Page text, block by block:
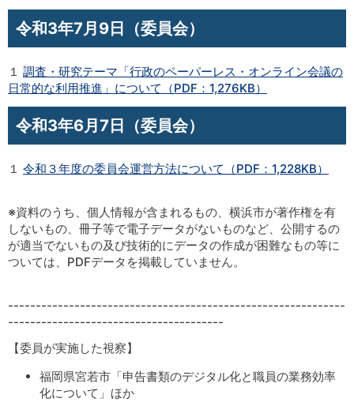
令和3年7月9日（委員会）
１ 調査・研究テーマ「行政のペーパーレス・オンライン会議の
日常的な利用推進」について（PDF：1,276KB）
令和3年6月7日（委員会）
１ 令和３年度の委員会運営方法について（PDF：1,228KB）
※資料のうち、個人情報が含まれるもの、横浜市が著作権を有
しないもの、冊子等で電子データがないものなど、公開するの
が適当でないもの及び技術的にデータの作成が困難なもの等に
ついては、PDFデータを掲載していません。
-------------------------------------------------------------
---------------------------------------
【委員が実施した視察】
福岡県宮若市「申告書類のデジタル化と職員の業務効率
化について」ほか